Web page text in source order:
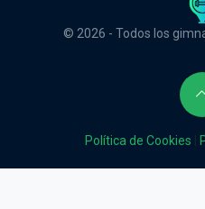
© 2026 - Todos los
Política de Cookies